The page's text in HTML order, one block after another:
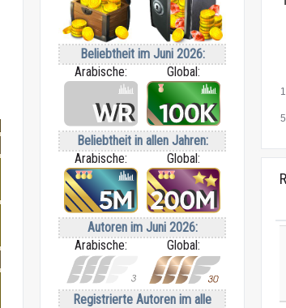
Beliebtheit im Juni 2026:
Arabische:
Global:
Beliebtheit in allen Jahren:
Arabische:
Global:
Autoren im Juni 2026:
Arabische:
Global:
Registrierte Autoren im alle